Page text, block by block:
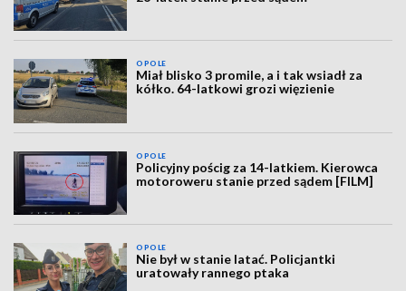
OPOLE
Miał blisko 3 promile, a i tak wsiadł za
kółko. 64-latkowi grozi więzienie
OPOLE
Policyjny pościg za 14-latkiem. Kierowca
motoroweru stanie przed sądem [FILM]
OPOLE
Nie był w stanie latać. Policjantki
uratowały rannego ptaka